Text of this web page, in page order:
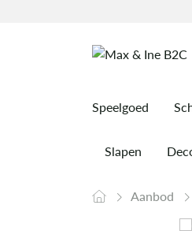
Speelgoed
Slapen
Aanbod